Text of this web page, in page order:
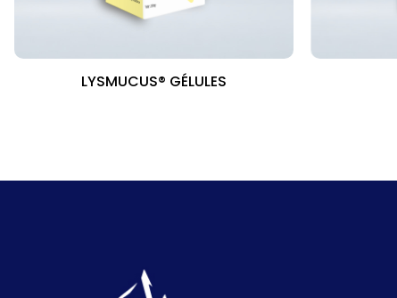
LYSMUCUS® GÉLULES